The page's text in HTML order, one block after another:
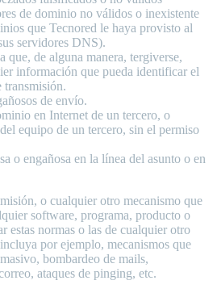
de dominio no válidos o inexistente
que Tecnored le haya provisto al
servidores DNS).
que, de alguna manera, tergiverse,
información que pueda identificar el
transmisión.
de envío.
en Internet de un tercero, o
equipo de un tercero, sin el permiso
o engañosa en la línea del asunto o en
o cualquier otro mecanismo que
software, programa, producto o
estas normas o las de cualquier otro
por ejemplo, mecanismos que
bombardeo de mails,
ataques de pinging, etc.